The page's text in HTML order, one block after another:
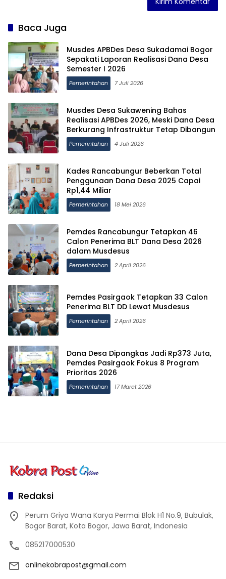
Baca Juga
Musdes APBDes Desa Sukadamai Bogor
Sepakati Laporan Realisasi Dana Desa
Semester I 2026
Pemerintahan 7 Juli 2026
Musdes Desa Sukawening Bahas
Realisasi APBDes 2026, Meski Dana Desa
Berkurang Infrastruktur Tetap Dibangun
Pemerintahan 4 Juli 2026
Kades Rancabungur Beberkan Total
Penggunaan Dana Desa 2025 Capai
Rp1,44 Miliar
Pemerintahan 18 Mei 2026
Pemdes Rancabungur Tetapkan 46
Calon Penerima BLT Dana Desa 2026
dalam Musdesus
Pemerintahan 2 April 2026
Pemdes Pasirgaok Tetapkan 33 Calon
Penerima BLT DD Lewat Musdesus
Pemerintahan 2 April 2026
Dana Desa Dipangkas Jadi Rp373 Juta,
Pemdes Pasirgaok Fokus 8 Program
Prioritas 2026
Pemerintahan 17 Maret 2026
Redaksi
Perum Griya Wana Karya Permai Blok H1 No.9, Bubulak,
Bogor Barat, Kota Bogor, Jawa Barat, Indonesia
085217000530
onlinekobrapost@gmail.com